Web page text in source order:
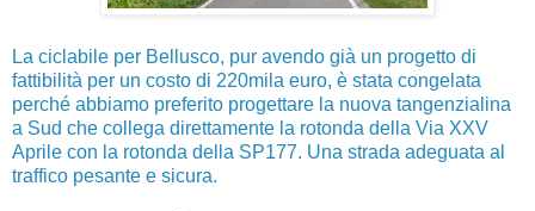
La ciclabile per Bellusco, pur avendo già un progetto di
fattibilità per un costo di 220mila euro, è stata congelata
perché abbiamo preferito progettare la nuova tangenzialina
a Sud che collega direttamente la rotonda della Via XXV
Aprile con la rotonda della SP177. Una strada adeguata al
traffico pesante e sicura.